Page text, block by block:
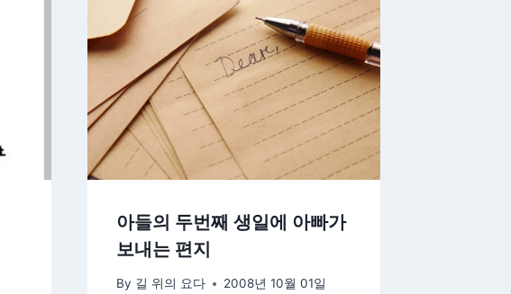
아들의 두번째 생일에 아빠가
보내는 편지
By 길 위의 요다 2008년 10월 01일